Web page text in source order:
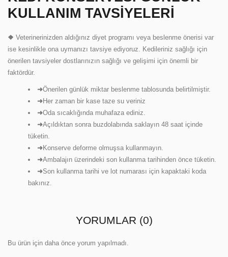
KULLANIM TAVSIYELERI
❖ Veterinerinizden aldığınız diyet programı veya beslenme önerisi var
ise kesinlikle ona uymanızı tavsiye ediyoruz. Kedileriniz sağlığı için
önerilen tavsiyeler dostlarınızın sağlığı ve gelişimi için önemli bir
faktördür.
➜Önerilen günlük miktar beslenme tablosunda belirtilmiştir.
➜Her zaman bir kase taze su veriniz
➜Oda sıcaklığında muhafaza ediniz.
➜Açıldıktan sonra buzdolabında saklayın 48 saat içinde
tüketin.
➜Konserve deforme olmuşsa kullanmayın.
➜Ambalajın üzerindeki son kullanma tarihinden önce tüketin.
➜Son kullanma tarihi ve lot numarası için kapaktaki koda
bakınız.
YORUMLAR (0)
Bu ürün için daha önce yorum yapılmadı.